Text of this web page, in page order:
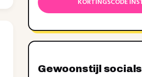
Gewoonstijl socials